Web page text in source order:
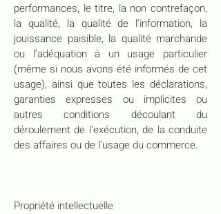
performances, le titre, la non contrefaçon,
la qualité, la qualité de l'information, la
jouissance paisible, la qualité marchande
ou l’adéquation à un usage particulier
(même si nous avons été informés de cet
usage), ainsi que toutes les déclarations,
garanties expresses ou implicites ou
autres conditions découlant du
déroulement de l'exécution, de la conduite
des affaires ou de l'usage du commerce.
Propriété intellectuelle